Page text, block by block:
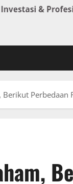
Berikut